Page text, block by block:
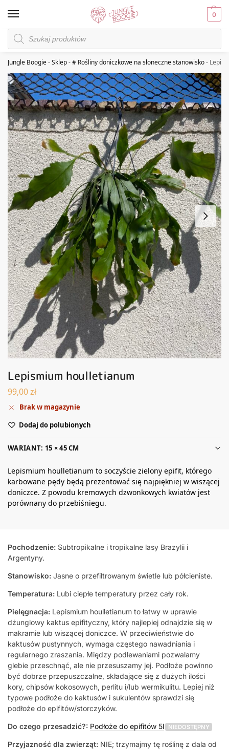
0
Jungle Boogie-Sklep-# Rośliny doniczkowe na słoneczne stanowisko-
Lepismium houlletianum
99,00zł
Brak w magazynie
Dodaj do polubionych
WARIANT: 15 × 45 CM
Lepismium houlletianum to soczyście zielony epifit, którego
karbowane pędy będą prezentować się najpiękniej w wiszącej
doniczce. Z powodu kremowych dzwonkowych kwiatów jest
porównany do przebiśniegu.
Pochodzenie: Subtropikalne i tropikalne lasy Brazylii i
Argentyny.
Stanowisko: Jasne o przefiltrowanym świetle lub półcieniste.
Temperatura: Lubi ciepłe temperatury przez cały rok.
Pielęgnacja: Lepismium houlletianum to łatwy w uprawie
dżunglowy kaktus epifityczny, który najlepiej odnajdzie się w
makramie lub wiszącej doniczce. W przeciwieństwie do
kaktusów pustynnych, wymaga częstego nawadniania i
regularnego zraszania. Między podlewaniami pozwalamy
glebie przeschnąć, ale nie przesuszamy jej. Podłoże powinno
być dobrze przepuszczalne, składające się z dużych ilości
kory, chipsów kokosowych, perlitu i/lub wermikulitu. Lepiej niż
typowe podłoże do kaktusów i sukulentów sprawdzi się
podłoże do epifitów/storczyków.
Do czego przesadzić?: Podłoże do epifitów 5l NIEDOSTĘPNY
Przyjazność dla zwierząt: NIE; trzymajmy tę roślinę z dala od